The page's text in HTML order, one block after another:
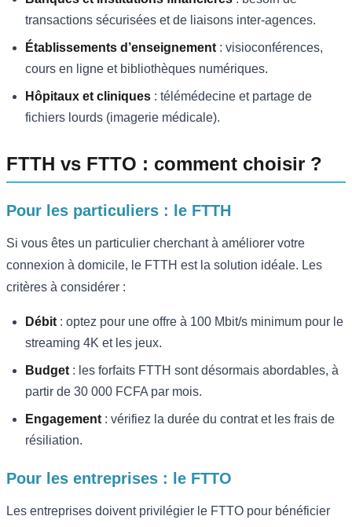
transactions sécurisées et de liaisons inter-agences.
Établissements d’enseignement : visioconférences,
cours en ligne et bibliothèques numériques.
Hôpitaux et cliniques : télémédecine et partage de
fichiers lourds (imagerie médicale).
FTTH vs FTTO : comment choisir ?
Pour les particuliers : le FTTH
Si vous êtes un particulier cherchant à améliorer votre
connexion à domicile, le FTTH est la solution idéale. Les
critères à considérer :
Débit : optez pour une offre à 100 Mbit/s minimum pour le
streaming 4K et les jeux.
Budget : les forfaits FTTH sont désormais abordables, à
partir de 30 000 FCFA par mois.
Engagement : vérifiez la durée du contrat et les frais de
résiliation.
Pour les entreprises : le FTTO
Les entreprises doivent privilégier le FTTO pour bénéficier